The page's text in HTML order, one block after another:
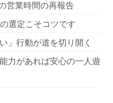
営業時間の再報告
選定こそコツです
」行動が道を切り開く
力があれば安心の一人遊